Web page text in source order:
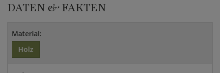
DATEN & FAKTEN
Material:
Holz